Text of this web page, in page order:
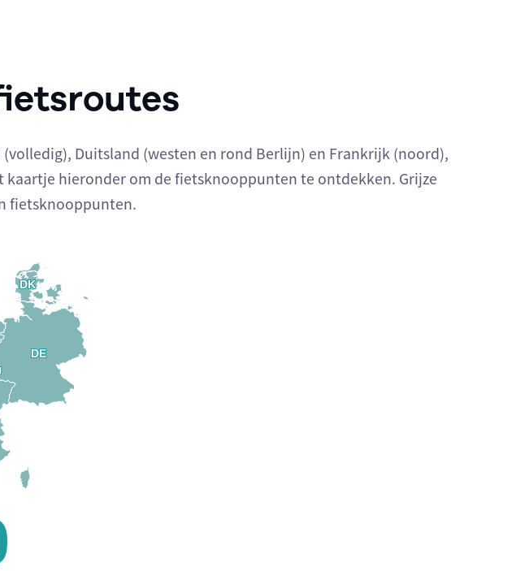
Duitsland (westen en rond Berlijn) en Frankrijk (noord),
kaartje hieronder om de fietsknooppunten te ontdekken. Grijze
fietsknooppunten.